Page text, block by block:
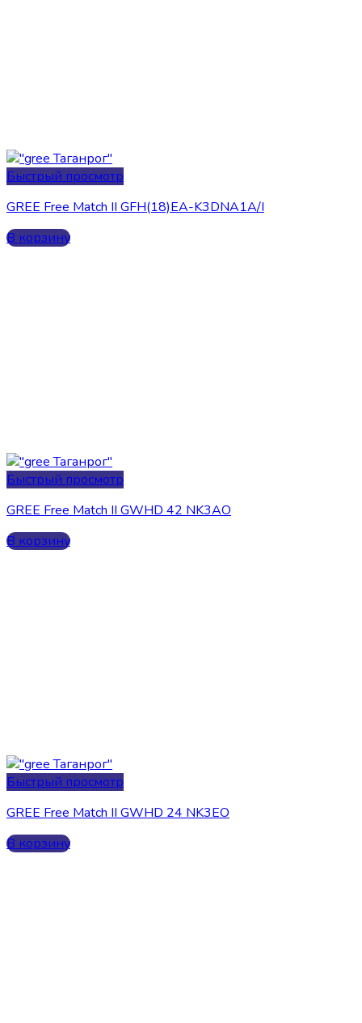
Быстрый просмотр
GREE Free Match II GFH(18)EA-K3DNA1A/I
В корзину
Быстрый просмотр
GREE Free Match II GWHD 42 NK3AO
В корзину
Быстрый просмотр
GREE Free Match II GWHD 24 NK3EO
В корзину